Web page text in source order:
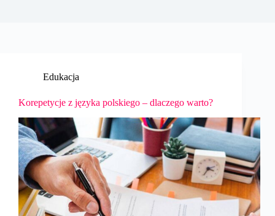
Edukacja
Korepetycje z języka polskiego – dlaczego warto?